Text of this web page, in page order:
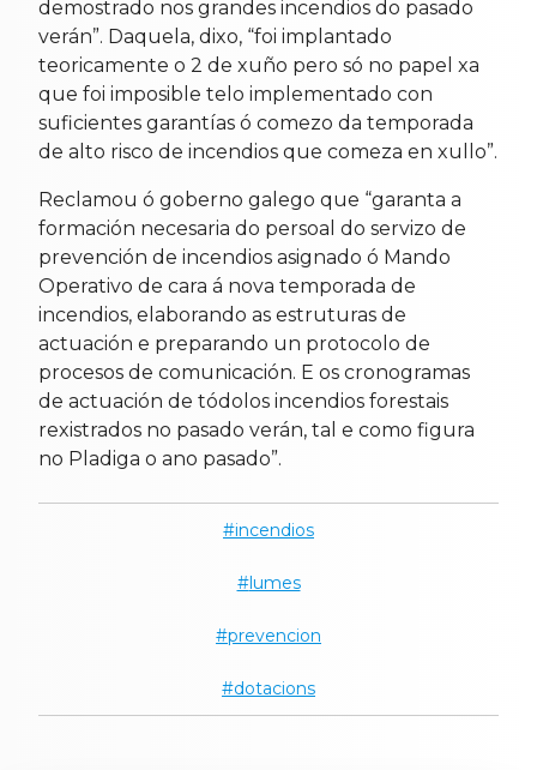
demostrado nos grandes incendios do pasado
verán”. Daquela, dixo, “foi implantado
teoricamente o 2 de xuño pero só no papel xa
que foi imposible telo implementado con
suficientes garantías ó comezo da temporada
de alto risco de incendios que comeza en xullo”.
Reclamou ó goberno galego que “garanta a
formación necesaria do persoal do servizo de
prevención de incendios asignado ó Mando
Operativo de cara á nova temporada de
incendios, elaborando as estruturas de
actuación e preparando un protocolo de
procesos de comunicación. E os cronogramas
de actuación de tódolos incendios forestais
rexistrados no pasado verán, tal e como figura
no Pladiga o ano pasado”.
incendios
lumes
prevencion
dotacions